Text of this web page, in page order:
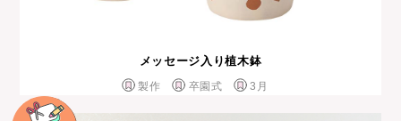
メッセージ入り植木鉢
製作 卒園式 3月